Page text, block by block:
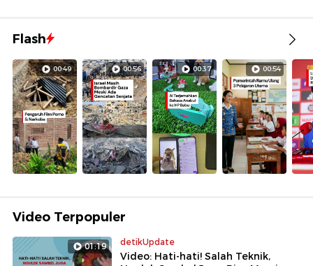
Flash
00:49 00:56 00:37 00:54
Video Terpopuler
01:19 detikUpdate
Video: Hati-hati! Salah Teknik,